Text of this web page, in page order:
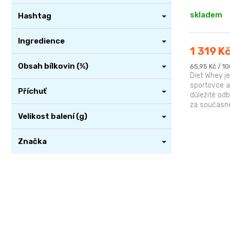
Hashtag
Ingredience
Obsah bílkovin (%)
Příchuť
Velikost balení (g)
Značka
skladem
1 319 Kč
Měrná
cena:
65,95 Kč /
Diet Whey
sportovce
důležité
za